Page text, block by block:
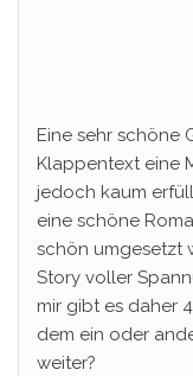
Eine sehr schöne
Klappentext eine
jedoch kaum
eine schöne
schön umgesetzt
Story voller
mir gibt es daher
dem ein oder
weiter?